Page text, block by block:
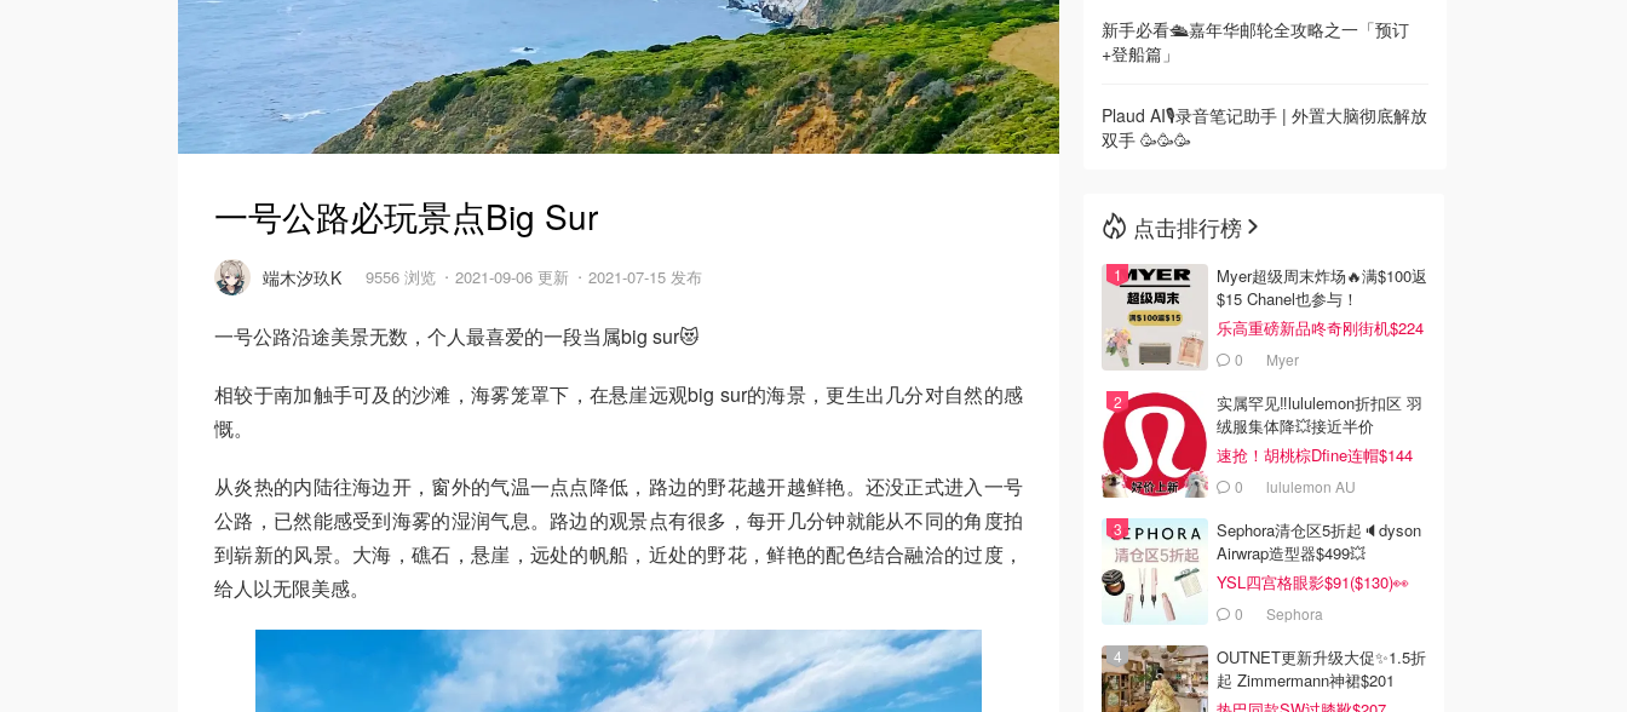
一号公路必玩景点Big Sur
端木汐玖K 9556 浏览 2021-09-06 更新 2021-07-15 发布
一号公路沿途美景无数，个人最喜爱的一段当属big sur😻
相较于南加触手可及的沙滩，海雾笼罩下，在悬崖远观big sur的海景，更生出几分对自然的感
慨。
从炎热的内陆往海边开，窗外的气温一点点降低，路边的野花越开越鲜艳。还没正式进入一号
公路，已然能感受到海雾的湿润气息。路边的观景点有很多，每开几分钟就能从不同的角度拍
到崭新的风景。大海，礁石，悬崖，远处的帆船，近处的野花，鲜艳的配色结合融洽的过度，
给人以无限美感。
新手必看🛳️嘉年华邮轮全攻略之一「预订
+登船篇」
Plaud AI🎙️录音笔记助手 | 外置大脑彻底解放
双手 🥳🥳🥳
点击排行榜
Myer超级周末炸场🔥满$100返
$15 Chanel也参与！
乐高重磅新品咚奇刚街机$224
0 Myer
实属罕见‼️lululemon折扣区 羽
绒服集体降💥接近半价
速抢！胡桃棕Dfine连帽$144
0 lululemon AU
Sephora清仓区5折起🔈dyson
Airwrap造型器$499💥
YSL四宫格眼影$91($130)👀
0 Sephora
OUTNET更新升级大促✨1.5折
起 Zimmermann神裙$201